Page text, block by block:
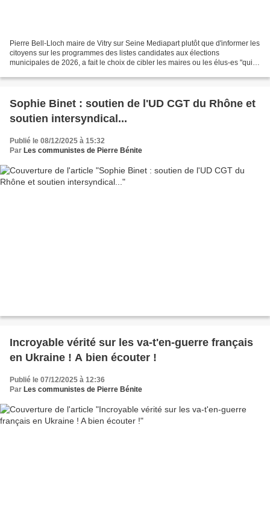
Pierre Bell-Lloch maire de Vitry sur Seine Mediapart plutôt que d'informer les
citoyens sur les programmes des listes candidates aux élections
municipales de 2026, a fait le choix de cibler les maires ou les élus-es "qui
Sophie Binet : soutien de l'UD CGT du Rhône et
soutien intersyndical...
Publié le 08/12/2025 à 15:32
Par Les communistes de Pierre Bénite
Incroyable vérité sur les va-t'en-guerre français
en Ukraine ! A bien écouter !
Publié le 07/12/2025 à 12:36
Par Les communistes de Pierre Bénite